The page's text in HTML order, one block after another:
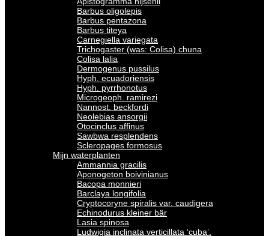
Barbus oligolepis
Barbus pentazona
Barbus titeya
Carnegiella variegata
Trichogaster (was: Colisa) chuna
Colisa lalia
Dermogenus pussilus
Hyph. ecuadoriensis
Hyph. pyrrhonotus
Microgeoph. ramirezi
Nannost. beckfordi
Neolebias ansorgii
Otocinclus affinus
Sawbwa resplendens
Scleropages formosus
Mijn waterplanten
Ammannia gracilis
Aponogeton boivinianus
Bacopa monnieri
Barclaya longifolia
Cryptocoryne spiralis var. caudigera
Echinodurus kleiner bär
Lasia spinosa
Ludwigia inclinata verticillata ‘cuba’.